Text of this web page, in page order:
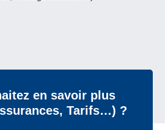
en savoir plus
Tarifs…) ?